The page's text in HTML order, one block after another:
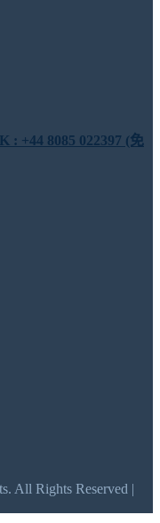
: +44 8085 022397 (免
All Rights Reserved |